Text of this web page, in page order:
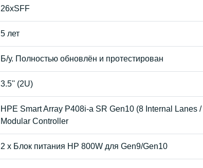
26xSFF
5 лет
Б/у. Полностью обновлён и протестирован
3.5'' (2U)
HPE Smart Array P408i-a SR Gen10 (8 Internal Lanes
Modular Controller
2 x Блок питания HP 800W для Gen9/Gen10